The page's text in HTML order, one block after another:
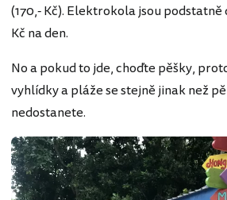
(170,- Kč). Elektrokola jsou
Kč na den.
No a pokud to jde, choďte pěšky,
vyhlídky a pláže se stejně jinak než
nedostanete.